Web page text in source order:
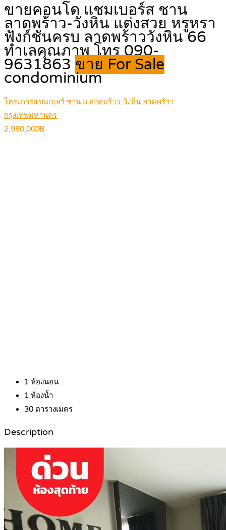
ขายคอนโด แชมเบอร์ส ชาน
ลาดพร้าว-วังหิน แต่งสวย หรูหรา
ฟังก์ชั่นครบ ลาดพร้าววังหิน 66
ทำเลคุณภาพ โทร 090-
9631863 ขาย For Sale
condominium
โครงการแชมเบอร์ ชาน ถ.ลาดพร้าว-วังหิน ลาดพร้าว
กรุงเทพมหานคร
2,980,000฿
1 ห้องนอน
1 ห้องน้ำ
30 ตารางเมตร
Description